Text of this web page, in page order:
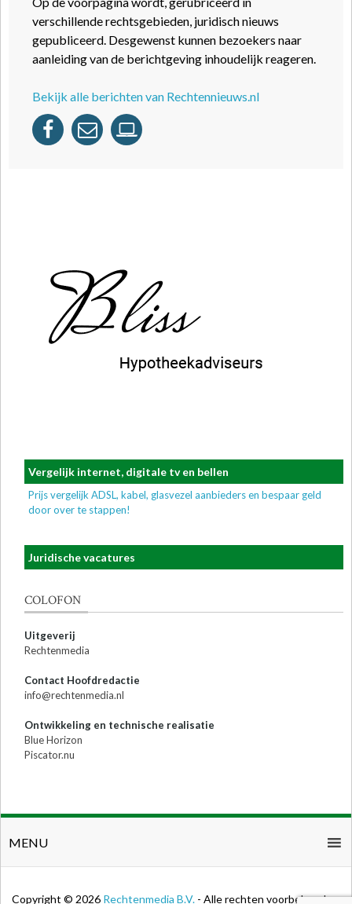
verschillende rechtsgebieden, juridisch nieuws
gepubliceerd. Desgewenst kunnen bezoekers naar
aanleiding van de berichtgeving inhoudelijk reageren.
Bekijk alle berichten van Rechtennieuws.nl
Vergelijk internet, digitale tv en bellen
Prijs vergelijk ADSL, kabel, glasvezel aanbieders en bespaar geld
door over te stappen!
Juridische vacatures
COLOFON
Uitgeverij
Rechtenmedia
Contact Hoofdredactie
info@rechtenmedia.nl
Ontwikkeling en technische realisatie
Blue Horizon
Piscator.nu
MENU
Copyright © 2026 Rechtenmedia B.V. - Alle rechten voorbehouden.